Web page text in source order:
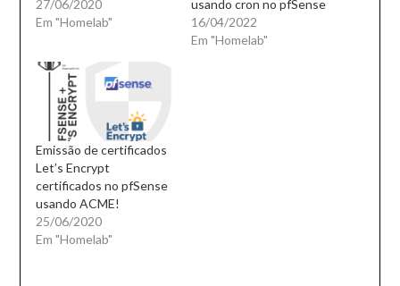
27/06/2020
Em "Homelab"
usando cron no pfSense
16/04/2022
Em "Homelab"
Emissão de certificados
Let’s Encrypt
certificados no pfSense
usando ACME!
25/06/2020
Em "Homelab"